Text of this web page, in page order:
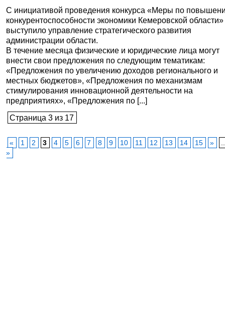
С инициативой проведения конкурса «Меры по
конкурентоспособности экономики Кемеровской области»
выступило управление стратегического развития
администрации области.
В течение месяца физические и юридические лица могут
внести свои предложения по следующим тематикам:
«Предложения по увеличению доходов регионального и
местных бюджетов», «Предложения по механизмам
стимулирования инновационной деятельности на
предприятиях», «Предложения по [...]
Страница 3 из 17
« 1 2 3 4 5 6 7 8 9 10 11 12 13 14 15 »
»